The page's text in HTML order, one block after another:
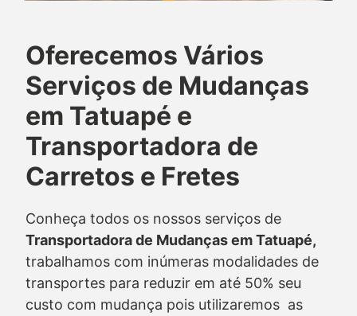
Oferecemos Vários
Serviços de Mudanças
em Tatuapé e
Transportadora de
Carretos e Fretes
Conheça todos os nossos serviços de
Transportadora de Mudanças em Tatuapé,
trabalhamos com inúmeras modalidades de
transportes para reduzir em até 50% seu
custo com mudança pois utilizaremos as